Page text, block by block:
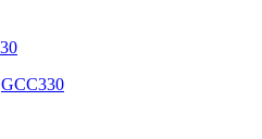
GCC330